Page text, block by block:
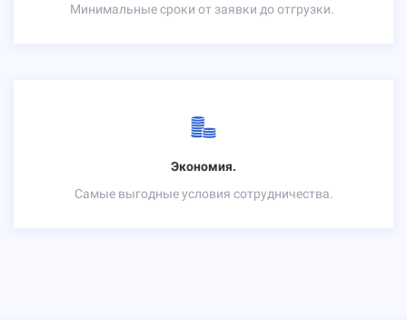
Минимальные сроки от заявки до отгрузки.
Экономия.
Самые выгодные условия сотрудничества.